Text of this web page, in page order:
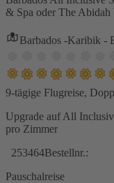
& Spa oder The Abidah
Barbados -Karibik -
9-tägige Flugreise,
Upgrade auf All
pro Zimmer
253464Bestellnr.:
Pauschalreise